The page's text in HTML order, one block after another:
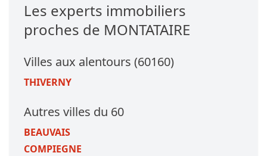
Les experts immobiliers
proches de MONTATAIRE
Villes aux alentours (60160)
THIVERNY
Autres villes du 60
BEAUVAIS
COMPIEGNE